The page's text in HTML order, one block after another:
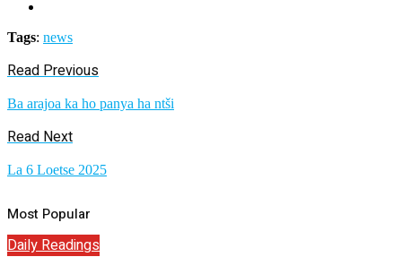
Tags: news
Read Previous
Ba arajoa ka ho panya ha ntši
Read Next
La 6 Loetse 2025
Most Popular
Daily Readings